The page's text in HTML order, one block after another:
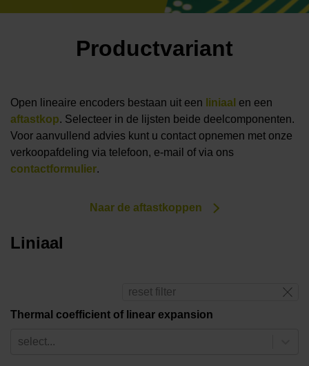
Productvariant
Open lineaire encoders bestaan uit een liniaal en een
aftastkop. Selecteer in de lijsten beide deelcomponenten.
Voor aanvullend advies kunt u contact opnemen met onze
verkoopafdeling via telefoon, e-mail of via ons
contactformulier.
Naar de aftastkoppen
Liniaal
reset filter
Thermal coefficient of linear expansion
select...